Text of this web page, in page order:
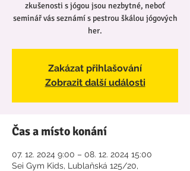
zkušenosti s jógou jsou nezbytné, neboť
seminář vás seznámí s pestrou škálou jógových
her.
Zakázat přihlašování
Zobrazit další události
Čas a místo konání
07. 12. 2024 9:00 – 08. 12. 2024 15:00
Sei Gym Kids, Lublaňská 125/20,